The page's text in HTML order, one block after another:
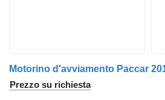
Prezzo su richiesta